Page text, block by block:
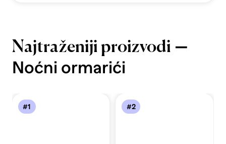
Najtraženiji proizvodi —
Noćni ormarići
#1 #2